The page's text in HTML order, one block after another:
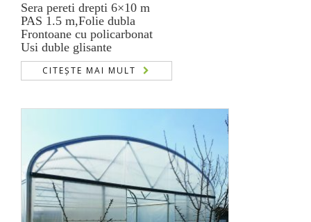
Sera pereti drepti 6×10 m
PAS 1.5 m,Folie dubla
Frontoane cu policarbonat
Usi duble glisante
CITEȘTE MAI MULT